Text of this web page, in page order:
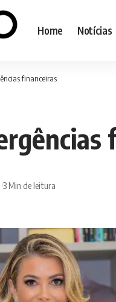
Home Notícias
financeiras
3 Min de leitura